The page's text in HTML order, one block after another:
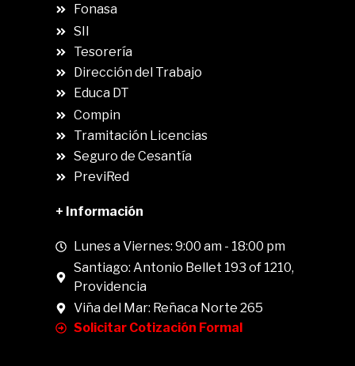
Fonasa
SII
Tesorería
Dirección del Trabajo
Educa DT
Compin
Tramitación Licencias
Seguro de Cesantía
PreviRed
+ Información
Lunes a Viernes: 9:00 am - 18:00 pm
Santiago: Antonio Bellet 193 of 1210,
Providencia
Viña del Mar: Reñaca Norte 265
Solicitar Cotización Formal